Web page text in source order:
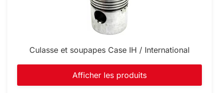
Culasse et soupapes Case IH / International
Afficher les produits